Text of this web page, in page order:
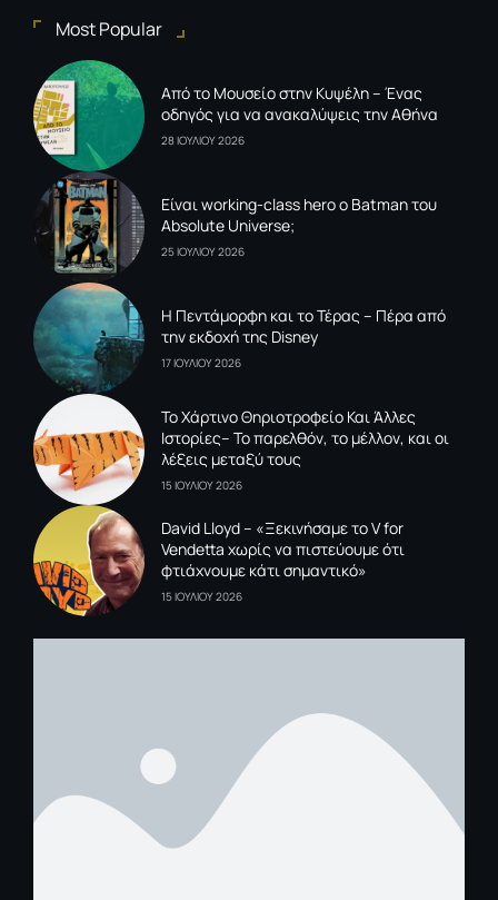
Most Popular
Από το Μουσείο στην Κυψέλη – Ένας
οδηγός για να ανακαλύψεις την Αθήνα
28 ΙΟΥΛΙΟΥ 2026
Είναι working-class hero ο Batman του
Absolute Universe;
25 ΙΟΥΛΙΟΥ 2026
Η Πεντάμορφη και το Τέρας – Πέρα από
την εκδοχή της Disney
17 ΙΟΥΛΙΟΥ 2026
To Xάρτινο Θηριοτροφείο Και Άλλες
Ιστορίες– Το παρελθόν, το μέλλον, και οι
λέξεις μεταξύ τους
15 ΙΟΥΛΙΟΥ 2026
David Lloyd – «Ξεκινήσαμε το V for
Vendetta χωρίς να πιστεύουμε ότι
φτιάχνουμε κάτι σημαντικό»
15 ΙΟΥΛΙΟΥ 2026